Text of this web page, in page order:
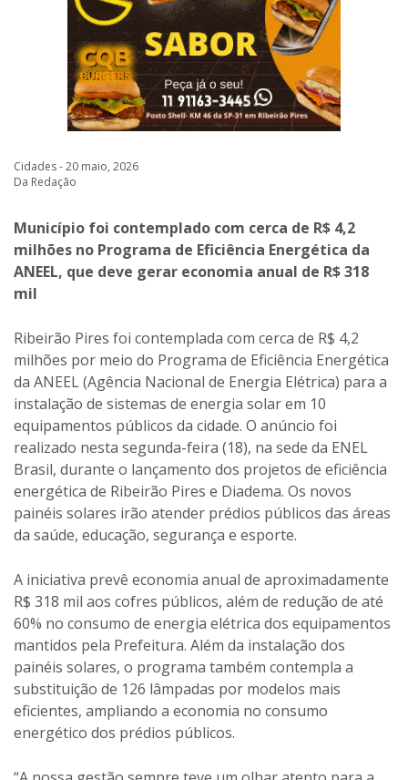
Cidades - 20 maio, 2026
Da Redação
Município foi contemplado com cerca de R$ 4,2
milhões no Programa de Eficiência Energética da
ANEEL, que deve gerar economia anual de R$ 318
mil
Ribeirão Pires foi contemplada com cerca de R$ 4,2
milhões por meio do Programa de Eficiência Energética
da ANEEL (Agência Nacional de Energia Elétrica) para a
instalação de sistemas de energia solar em 10
equipamentos públicos da cidade. O anúncio foi
realizado nesta segunda-feira (18), na sede da ENEL
Brasil, durante o lançamento dos projetos de eficiência
energética de Ribeirão Pires e Diadema. Os novos
painéis solares irão atender prédios públicos das áreas
da saúde, educação, segurança e esporte.
A iniciativa prevê economia anual de aproximadamente
R$ 318 mil aos cofres públicos, além de redução de até
60% no consumo de energia elétrica dos equipamentos
mantidos pela Prefeitura. Além da instalação dos
painéis solares, o programa também contempla a
substituição de 126 lâmpadas por modelos mais
eficientes, ampliando a economia no consumo
energético dos prédios públicos.